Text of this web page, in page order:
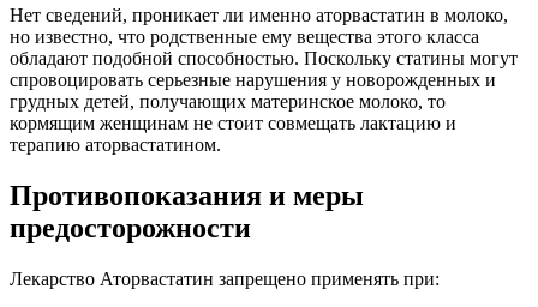
Нет сведений, проникает ли именно аторвастатин в молоко,
но известно, что родственные ему вещества этого класса
обладают подобной способностью. Поскольку статины могут
спровоцировать серьезные нарушения у новорожденных и
грудных детей, получающих материнское молоко, то
кормящим женщинам не стоит совмещать лактацию и
терапию аторвастатином.
Противопоказания и меры
предосторожности
Лекарство Аторвастатин запрещено применять при: